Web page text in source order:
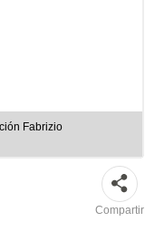
Fabrizio
Compartir